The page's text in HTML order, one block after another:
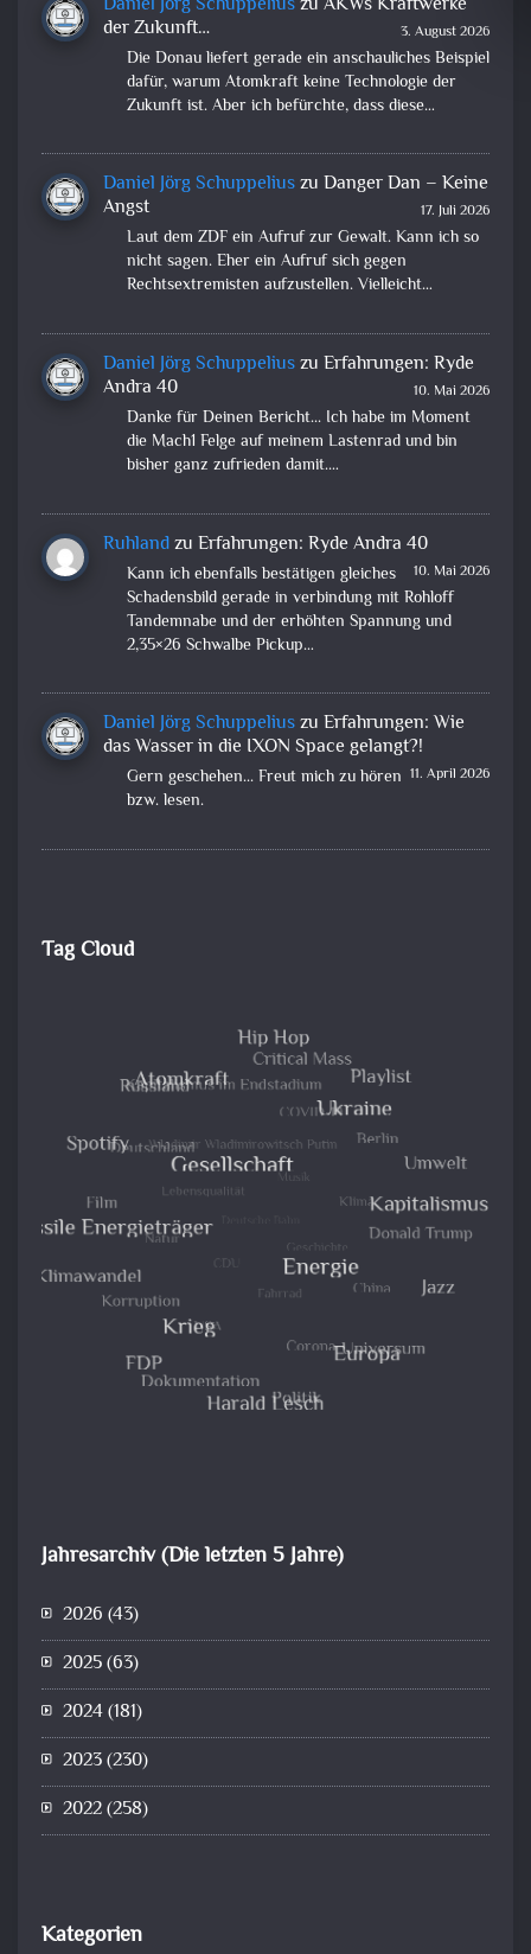
der Zukunft…
3. August 2026
Die Donau liefert gerade ein anschauliches Beispiel
dafür, warum Atomkraft keine Technologie der
Zukunft ist. Aber ich befürchte, dass diese…
Daniel Jörg Schuppeliuszu Danger Dan – Keine
Angst
17. Juli 2026
Laut dem ZDF ein Aufruf zur Gewalt. Kann ich so
nicht sagen. Eher ein Aufruf sich gegen
Rechtsextremisten aufzustellen. Vielleicht…
Daniel Jörg Schuppeliuszu Erfahrungen: Ryde
Andra 40
10. Mai 2026
Danke für Deinen Bericht... Ich habe im Moment
die Mach1 Felge auf meinem Lastenrad und bin
bisher ganz zufrieden damit.…
Ruhlandzu Erfahrungen: Ryde Andra 40
10. Mai 2026
Kann ich ebenfalls bestätigen gleiches
Schadensbild gerade in verbindung mit Rohloff
Tandemnabe und der erhöhten Spannung und
2,35×26 Schwalbe Pickup…
Daniel Jörg Schuppeliuszu Erfahrungen: Wie
das Wasser in die IXON Space gelangt?!
11. April 2026
Gern geschehen... Freut mich zu hören
bzw. lesen.
Tag Cloud
Jahresarchiv (Die letzten 5 Jahre)
2026 (43)
2025(63)
2024(181)
2023(230)
2022(258)
Kategorien